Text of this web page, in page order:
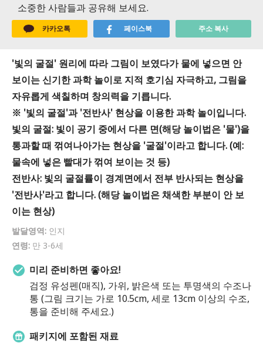
소중한 사람들과 공유해 보세요.
카카오톡 페이스북 주소 복사
'빛의 굴절' 원리에 따라 그림이 보였다가 물에 넣으면 안
보이는 신기한 과학 놀이로 지적 호기심 자극하고, 그림을
자유롭게 색칠하며 창의력을 기릅니다.
※ '빛의 굴절'과 '전반사' 현상을 이용한 과학 놀이입니다.
빛의 굴절: 빛이 공기 중에서 다른 면(해당 놀이법은 '물')을
통과할 때 꺾여나아가는 현상을 '굴절'이라고 합니다. (예:
물속에 넣은 빨대가 꺾여 보이는 것 등)
전반사: 빛의 굴절률이 경계면에서 전부 반사되는 현상을
'전반사'라고 합니다. (해당 놀이법은 채색한 부분이 안 보
이는 현상)
발달영역: 인지
연령: 만 3-6세
미리 준비하면 좋아요!
검정 유성펜(매직), 가위, 밝은색 또는 투명색의 수조나
통 (그림 크기는 가로 10.5cm, 세로 13cm 이상의 수조,
통을 준비해 주세요.)
패키지에 포함된 재료